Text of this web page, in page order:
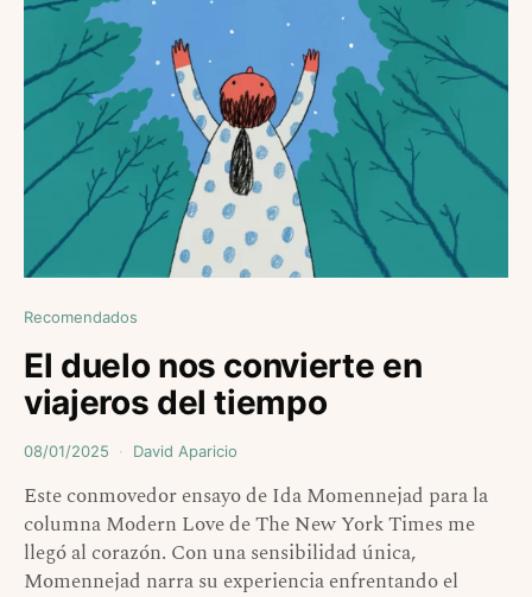
Recomendados
El duelo nos convierte en
viajeros del tiempo
08/01/2025 David Aparicio
Este conmovedor ensayo de Ida Momennejad para la
columna Modern Love de The New York Times me
llegó al corazón. Con una sensibilidad única,
Momennejad narra su experiencia enfrentando el